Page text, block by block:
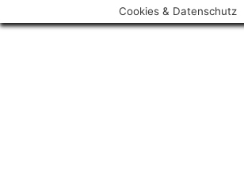
Cookies & Datenschutz